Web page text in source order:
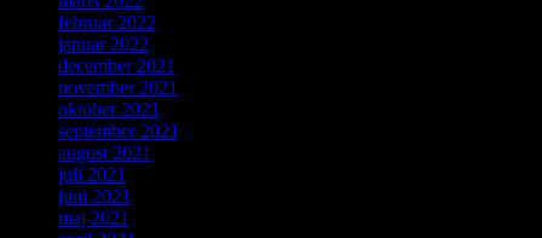
februar 2022
januar 2022
december 2021
november 2021
oktober 2021
september 2021
august 2021
juli 2021
juni 2021
maj 2021